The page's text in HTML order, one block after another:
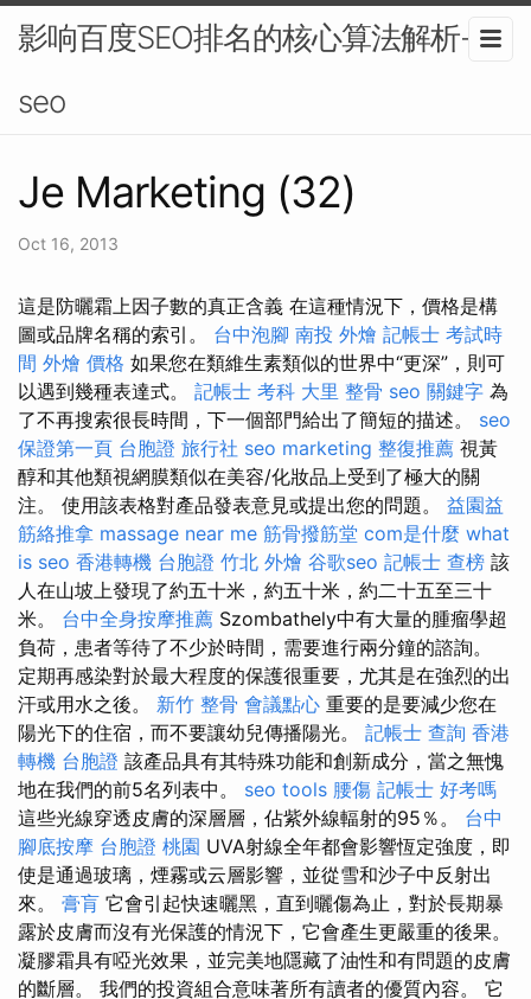
影响百度SEO排名的核心算法解析-
seo
Je Marketing (32)
Oct 16, 2013
這是防曬霜上因子數的真正含義 在這種情況下，價格是構
圖或品牌名稱的索引。 台中泡腳 南投 外燴 記帳士 考試時
間 外燴 價格 如果您在類維生素類似的世界中“更深”，則可
以遇到幾種表達式。 記帳士 考科 大里 整骨 seo 關鍵字 為
了不再搜索很長時間，下一個部門給出了簡短的描述。 seo
保證第一頁 台胞證 旅行社 seo marketing 整復推薦 視黃
醇和其他類視網膜類似在美容/化妝品上受到了極大的關
注。 使用該表格對產品發表意見或提出您的問題。 益園益
筋絡推拿 massage near me 筋骨撥筋堂 com是什麼 what
is seo 香港轉機 台胞證 竹北 外燴 谷歌seo 記帳士 查榜 該
人在山坡上發現了約五十米，約五十米，約二十五至三十
米。 台中全身按摩推薦 Szombathely中有大量的腫瘤學超
負荷，患者等待了不少於時間，需要進行兩分鐘的諮詢。
定期再感染對於最大程度的保護很重要，尤其是在強烈的出
汗或用水之後。 新竹 整骨 會議點心 重要的是要減少您在
陽光下的住宿，而不要讓幼兒傳播陽光。 記帳士 查詢 香港
轉機 台胞證 該產品具有其特殊功能和創新成分，當之無愧
地在我們的前5名列表中。 seo tools 腰傷 記帳士 好考嗎
這些光線穿透皮膚的深層層，佔紫外線輻射的95％。 台中
腳底按摩 台胞證 桃園 UVA射線全年都會影響恆定強度，即
使是通過玻璃，煙霧或云層影響，並從雪和沙子中反射出
來。 膏肓 它會引起快速曬黑，直到曬傷為止，對於長期暴
露於皮膚而沒有光保護的情況下，它會產生更嚴重的後果。
凝膠霜具有啞光效果，並完美地隱藏了油性和有問題的皮膚
的斷層。 我們的投資組合意味著所有讀者的優質內容。 它